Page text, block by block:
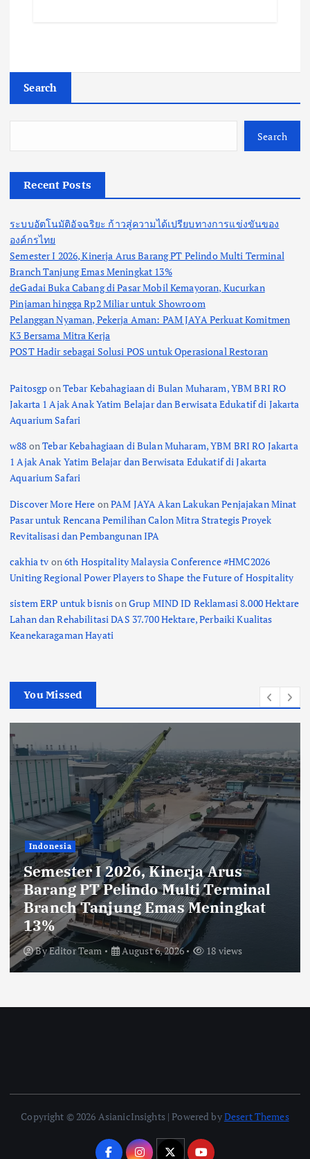
Search
Search
Recent Posts
ระบบอัตโนมัติอัจฉริยะ ก้าวสู่ความได้เปรียบทางการแข่งขันของ
องค์กรไทย
Semester I 2026, Kinerja Arus Barang PT Pelindo Multi Terminal
Branch Tanjung Emas Meningkat 13%
deGadai Buka Cabang di Pasar Mobil Kemayoran, Kucurkan
Pinjaman hingga Rp2 Miliar untuk Showroom
Pelanggan Nyaman, Pekerja Aman: PAM JAYA Perkuat Komitmen
K3 Bersama Mitra Kerja
POST Hadir sebagai Solusi POS untuk Operasional Restoran
PaitosgponTebar Kebahagiaan di Bulan Muharam, YBM BRI RO
Jakarta 1 Ajak Anak Yatim Belajar dan Berwisata Edukatif di Jakarta
Aquarium Safari
w88 onTebar Kebahagiaan di Bulan Muharam, YBM BRI RO Jakarta
1 Ajak Anak Yatim Belajar dan Berwisata Edukatif di Jakarta
Aquarium Safari
Discover More Here onPAM JAYA Akan Lakukan Penjajakan Minat
Pasar untuk Rencana Pemilihan Calon Mitra Strategis Proyek
Revitalisasi dan Pembangunan IPA
cakhia tv on6th Hospitality Malaysia Conference #HMC2026
Uniting Regional Power Players to Shape the Future of Hospitality
sistem ERP untuk bisnisonGrup MIND ID Reklamasi 8.000 Hektare
Lahan dan Rehabilitasi DAS 37.700 Hektare, Perbaiki Kualitas
Keanekaragaman Hayati
You Missed
Indonesia
deGadai Buka Cabang di Pasar
Mobil Kemayoran, Kucurkan
Pinjaman hingga Rp2 Miliar untuk
Showroom
ByEditor Team August 6, 2026 19 views
Copyright © 2026 AsianicInsights | Powered byDesert Themes